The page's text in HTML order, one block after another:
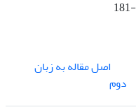
اصل مقاله به زبان
دوم